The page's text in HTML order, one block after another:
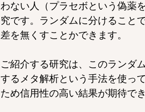
わない人（プラセボという偽薬
究です。ランダムに分けること
差を無くすことかできます。
ご紹介する研究は、このランダ
するメタ解析という手法を使っ
ため信用性の高い結果が期待でき